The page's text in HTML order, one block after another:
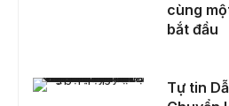
cùng
bắt đầu
Tự tin Dẫn Dắt Sự Nghiệp: Chuyển Hóa Trải Nghiệm Thành Lợi Thế Cạnh Tranh Với 'Distinctive Leadership'
Tự tin